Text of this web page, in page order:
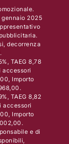
2025
decorrenza
TAEG 8,78
accessori
Importo
TAEG 8,82
accessori
Importo
e di